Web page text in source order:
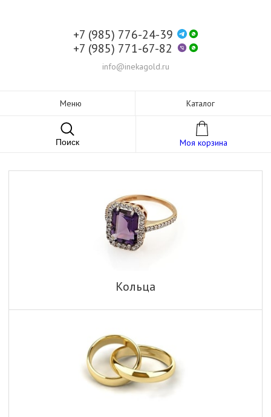
+7 (985) 776-24-39
+7 (985) 771-67-82
info@inekagold.ru
Меню Каталог
Поиск Моя корзина
Кольца